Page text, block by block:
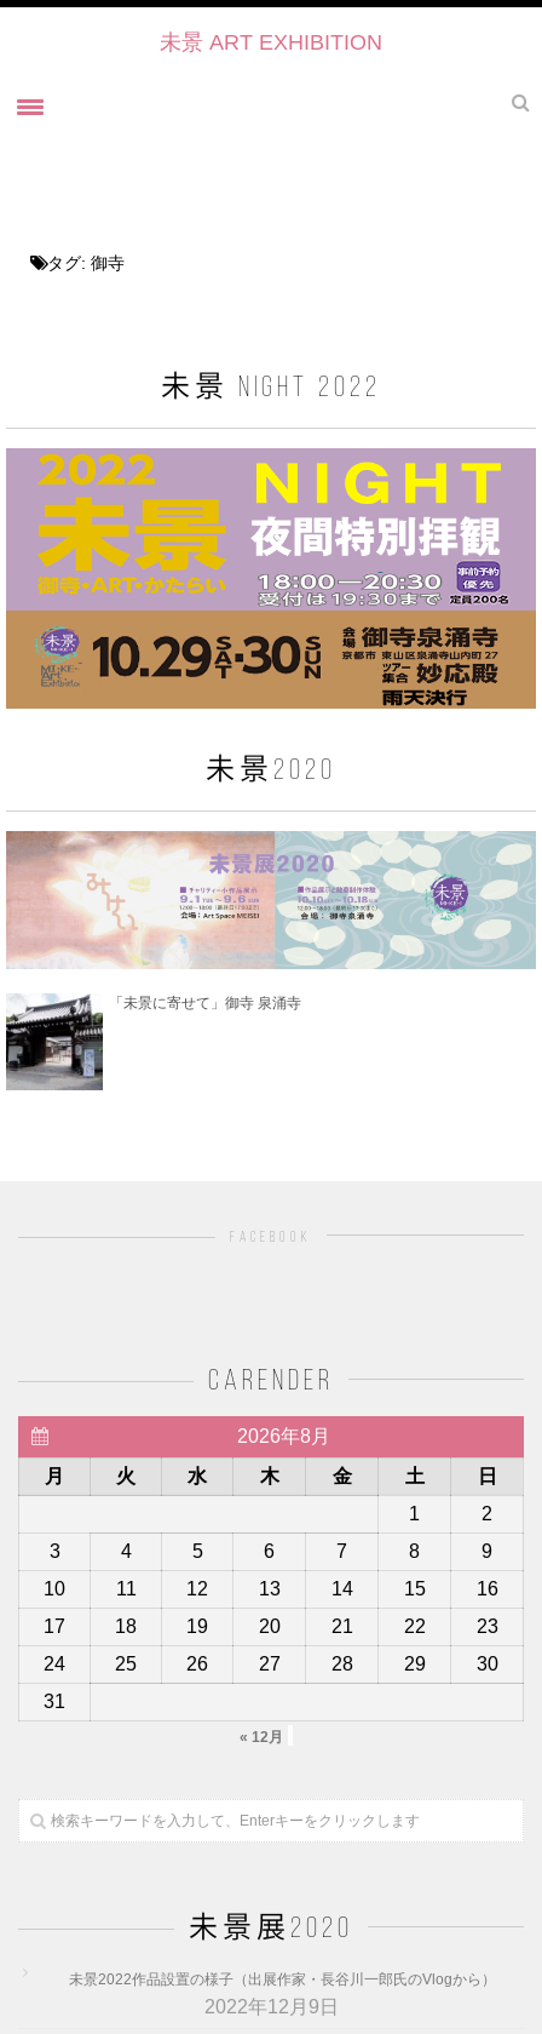
未景 ART EXHIBITION
未景2021・出展作家紹介
お問い合せ
未景イベントのご予約について2022
タグ: 御寺
未景 NIGHT 2022
未景2020
「未景に寄せて」御寺 泉涌寺
facebook
carender
2026年8月
月
火 水 木 金 土
日
1
2
3
4 5 6 7 8
9
10
11 12 13 14 15
16
17
18 19 20 21 22
23
24
25 26 27 28 29
30
31
« 12月
未景展2020
未景2022作品設置の様子（出展作家・長谷川一郎氏のVlogから）
2022年12月9日